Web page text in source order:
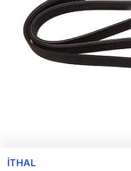
İTHAL